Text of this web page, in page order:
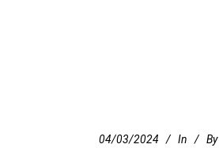
04/03/2024 In By